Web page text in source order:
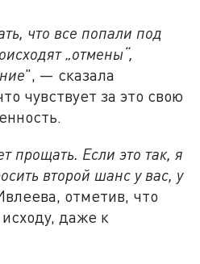
что все попали под
„отмены“,
", — сказала
чувствует за это свою
прощать. Если это так, я
второй шанс у вас, у
отметив, что
даже к